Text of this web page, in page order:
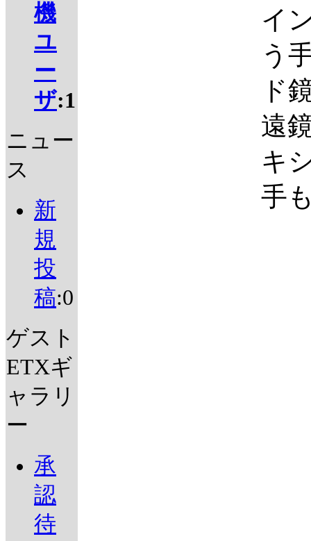
機
ユ
ー
ザ:1
ニュー
ス
新
規
投
稿:0
ゲスト
ETXギ
ャラリ
ー
承
認
待
イ
う
ド
遠
キ
手